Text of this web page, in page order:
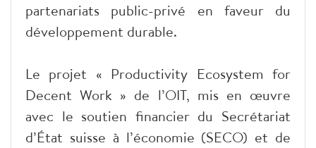
partenariats public-privé en faveur du
développement durable.
Le projet « Productivity Ecosystem for
Decent Work » de l’OIT, mis en œuvre
avec le soutien financier du Secrétariat
d’État suisse à l’économie (SECO) et de